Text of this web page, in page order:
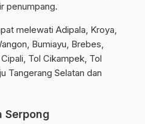
penumpang.
melewati Adipala, Kroya,
Bumiayu, Brebes,
Tol Cikampek, Tol
Tangerang Selatan dan
Serpong